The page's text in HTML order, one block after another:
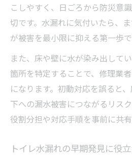
こしやすく、日ごろから防災意
切です。水漏れに気付いたら、
が被害を最小限に抑える第一歩で
また、床や壁に水が染み出して
箇所を特定することで、修理業
になります。初動対応を誤ると
下への漏水被害につながるリス
役割分担や対応手順を事前に共
トイレ水漏れの早期発見に役